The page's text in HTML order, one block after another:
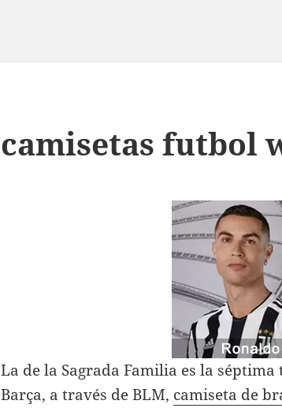
camisetas futbol
La de la Sagrada Familia es la
Barça, a través de BLM, camiseta de